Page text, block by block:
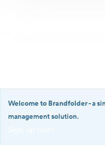
Welcome to Brandfolder- a
management solution.